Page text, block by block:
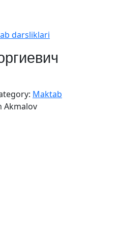
darsliklari
Maktab
Akmalov